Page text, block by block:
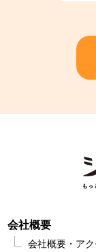
会社概要
会社概要・アク